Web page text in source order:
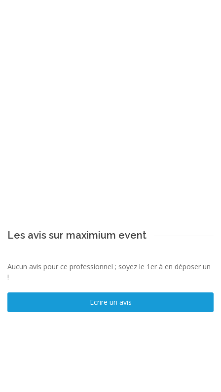
Les avis sur maximium event
Aucun avis pour ce professionnel ; soyez le 1er à en déposer un
!
Ecrire un avis